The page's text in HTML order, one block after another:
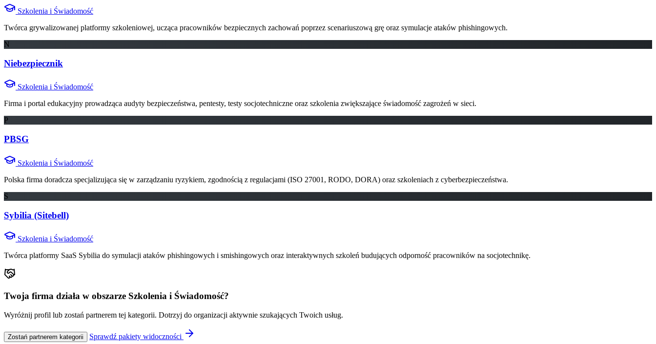
Szkolenia i Świadomość
Twórca grywalizowanej platformy szkoleniowej, ucząca pracowników bezpiecznych zachowań poprzez scenariuszową grę oraz symulacje ataków phishingowych.
N
Niebezpiecznik
Szkolenia i Świadomość
Firma i portal edukacyjny prowadząca audyty bezpieczeństwa, pentesty, testy socjotechniczne oraz szkolenia zwiększające świadomość zagrożeń w sieci.
P
PBSG
Szkolenia i Świadomość
Polska firma doradcza specjalizująca się w zarządzaniu ryzykiem, zgodnością z regulacjami (ISO 27001, RODO, DORA) oraz szkoleniach z cyberbezpieczeństwa.
S
Sybilia (Sitebell)
Szkolenia i Świadomość
Twórca platformy SaaS Sybilia do symulacji ataków phishingowych i smishingowych oraz interaktywnych szkoleń budujących odporność pracowników na socjotechnikę.
Twoja firma działa w obszarze Szkolenia i Świadomość?
Wyróżnij profil lub zostań partnerem tej kategorii. Dotrzyj do organizacji aktywnie szukających Twoich usług.
Zostań partnerem kategorii Sprawdź pakiety widoczności